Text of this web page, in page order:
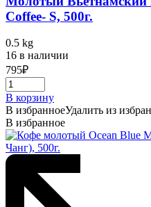
Coffee- S, 500г.
0.5 kg
16 в наличии
795₽
В корзину
В избранноеУдалить из
В избранное